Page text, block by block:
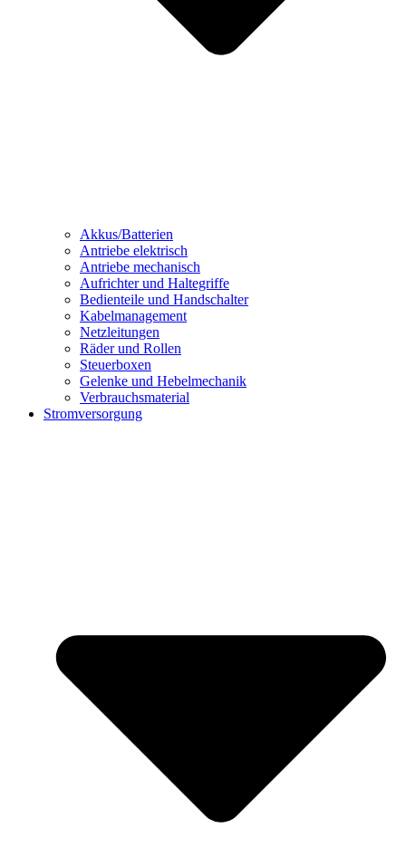
Akkus/Batterien
Antriebe elektrisch
Antriebe mechanisch
Aufrichter und Haltegriffe
Bedienteile und Handschalter
Kabelmanagement
Netzleitungen
Räder und Rollen
Steuerboxen
Gelenke und Hebelmechanik
Verbrauchsmaterial
Stromversorgung